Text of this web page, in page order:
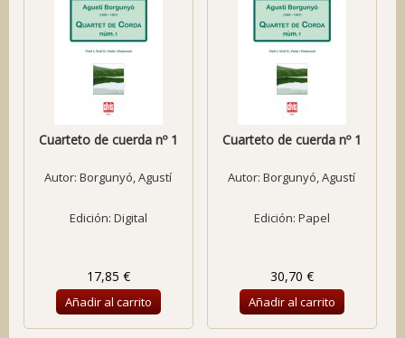
Cuarteto de cuerda nº 1
Autor:Borgunyó, Agustí
Edición: Digital
17,85 €
Añadir al carrito
Cuarteto de cuerda nº 1
Autor:Borgunyó, Agustí
Edición: Papel
30,70 €
Añadir al carrito